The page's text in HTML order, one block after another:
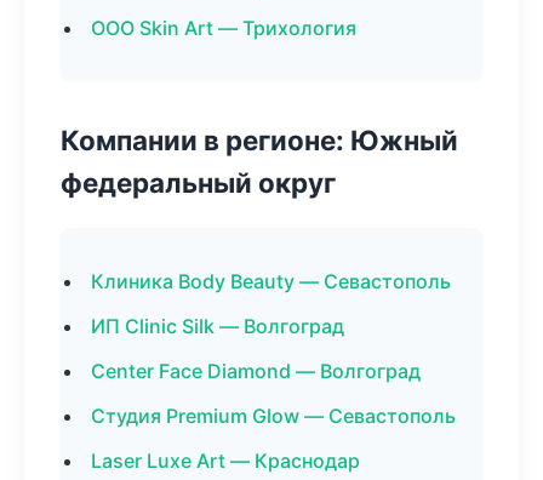
ООО Skin Art — Трихология
Компании в регионе: Южный
федеральный округ
Клиника Body Beauty — Севастополь
ИП Clinic Silk — Волгоград
Center Face Diamond — Волгоград
Студия Premium Glow — Севастополь
Laser Luxe Art — Краснодар